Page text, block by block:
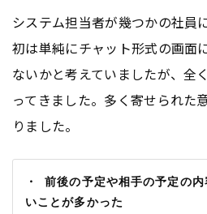
システム担当者が幾つかの社員
初は単純にチャット形式の画面
ないかと考えていましたが、全
ってきました。多く寄せられた
りました。
・ 前後の予定や相手の予定の
いことが多かった